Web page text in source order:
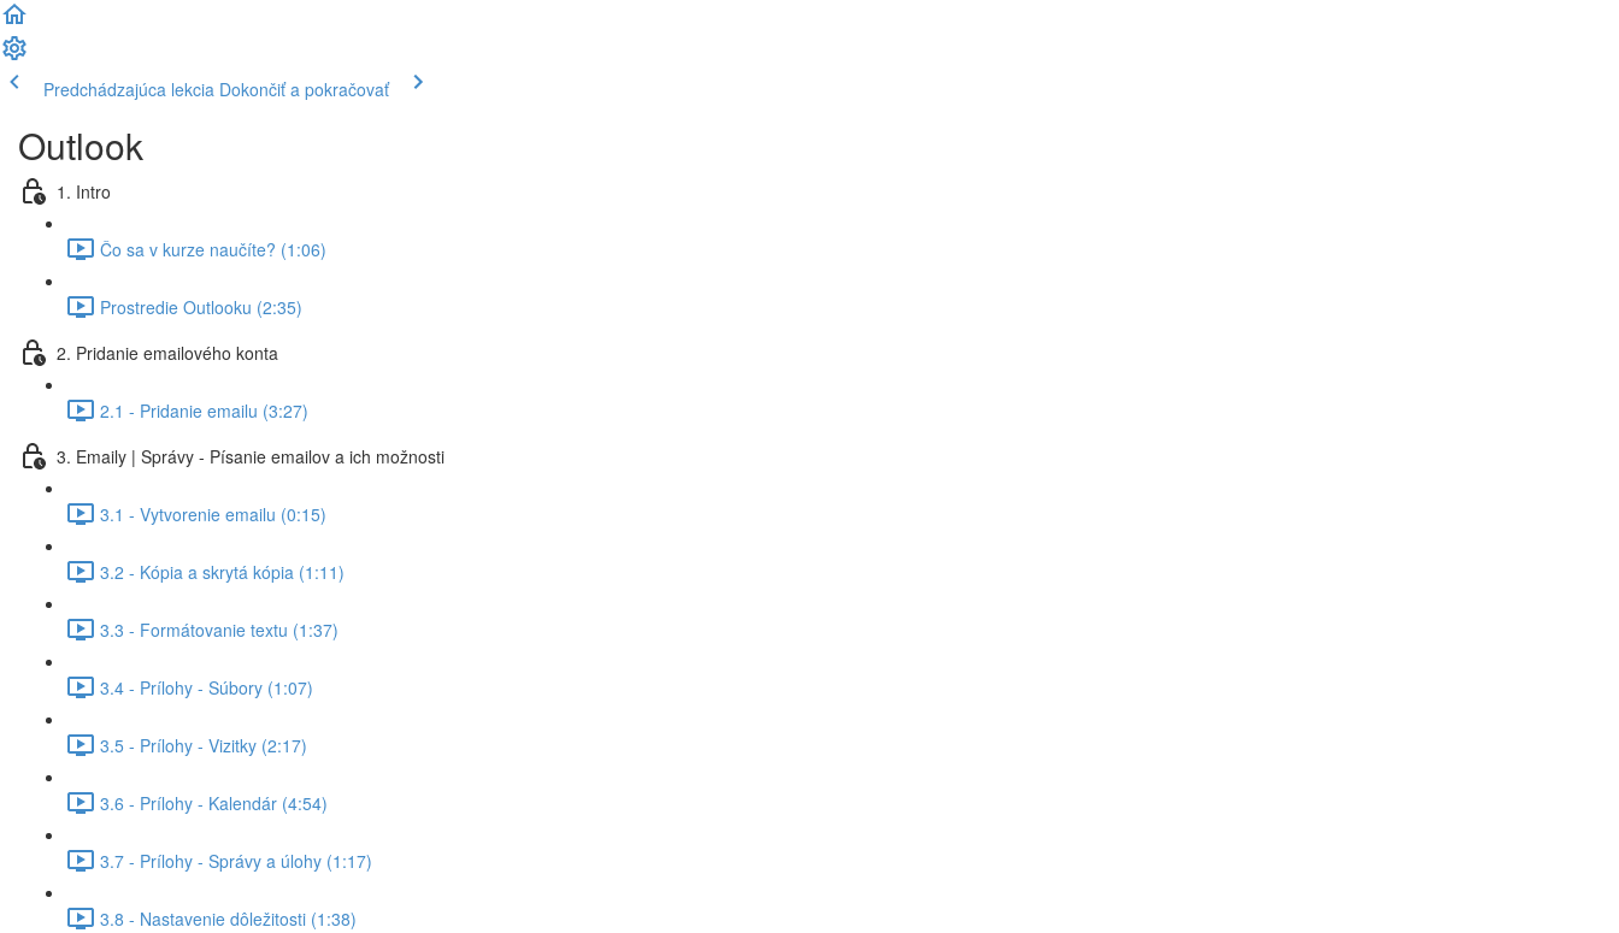
Predchádzajúca lekcia Dokončiť a pokračovať
Outlook
1. Intro
Čo sa v kurze naučíte? (1:06)
Prostredie Outlooku (2:35)
2. Pridanie emailového konta
2.1 - Pridanie emailu (3:27)
3. Emaily | Správy - Písanie emailov a ich možnosti
3.1 - Vytvorenie emailu (0:15)
3.2 - Kópia a skrytá kópia (1:11)
3.3 - Formátovanie textu (1:37)
3.4 - Prílohy - Súbory (1:07)
3.5 - Prílohy - Vizitky (2:17)
3.6 - Prílohy - Kalendár (4:54)
3.7 - Prílohy - Správy a úlohy (1:17)
3.8 - Nastavenie dôležitosti (1:38)